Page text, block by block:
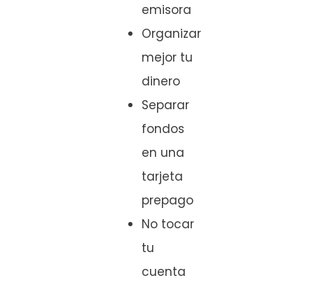
emisora
Organizar
mejor tu
dinero
Separar
fondos
en una
tarjeta
prepago
No tocar
tu
cuenta